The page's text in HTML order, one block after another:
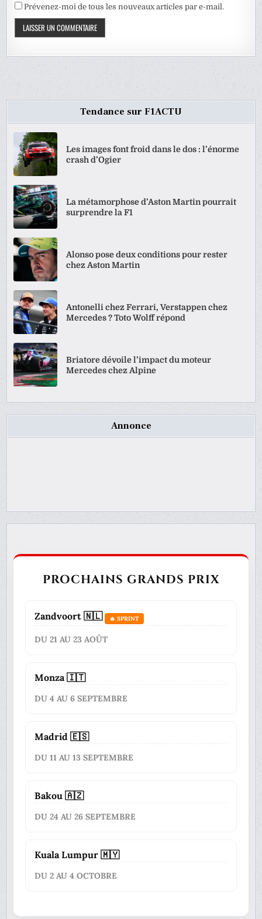
Prévenez-moi de tous les nouveaux articles par e-mail.
Tendance sur F1ACTU
Les images font froid dans le dos : l’énorme
crash d’Ogier
La métamorphose d’Aston Martin pourrait
surprendre la F1
Alonso pose deux conditions pour rester
chez Aston Martin
Antonelli chez Ferrari, Verstappen chez
Mercedes ? Toto Wolff répond
Briatore dévoile l’impact du moteur
Mercedes chez Alpine
Annonce
PROCHAINS GRANDS PRIX
Zandvoort 🇳🇱 🔥 SPRINT
DU 21 AU 23 AOÛT
Monza 🇮🇹
DU 4 AU 6 SEPTEMBRE
Madrid 🇪🇸
DU 11 AU 13 SEPTEMBRE
Bakou 🇦🇿
DU 24 AU 26 SEPTEMBRE
Kuala Lumpur 🇲🇾
DU 2 AU 4 OCTOBRE